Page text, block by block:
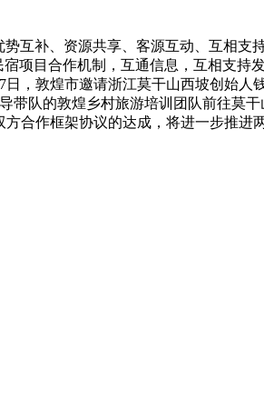
互补、资源共享、客源互动、互相支
项目合作机制，互通信息，互相支持发
，敦煌市邀请浙江莫干山西坡创始人
队的敦煌乡村旅游培训团队前往莫干
合作框架协议的达成，将进一步推进